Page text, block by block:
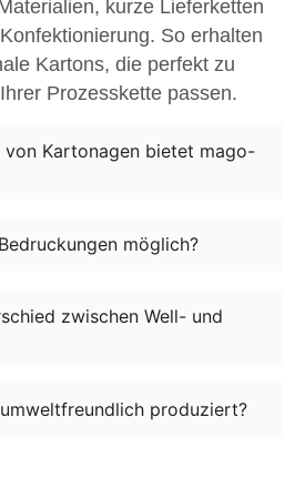
kurze Lieferketten
So erhalten
Kartons, die perfekt zu
Prozesskette passen.
von Kartonagen bietet mago-
möglich?
zwischen Well- und
produziert?